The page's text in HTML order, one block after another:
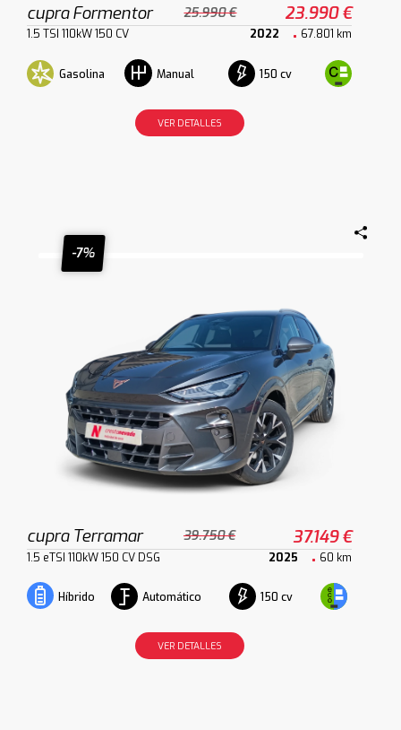
cupra Formentor 25.990 € 23.990 €
1.5 TSI 110kW 150 CV 2022 67.801 km
Gasolina Manual 150 cv
VER DETALLES
-7%
cupra Terramar 39.750 € 37.149 €
1.5 eTSI 110kW 150 CV DSG 2025 60 km
Híbrido Automático 150 cv
VER DETALLES